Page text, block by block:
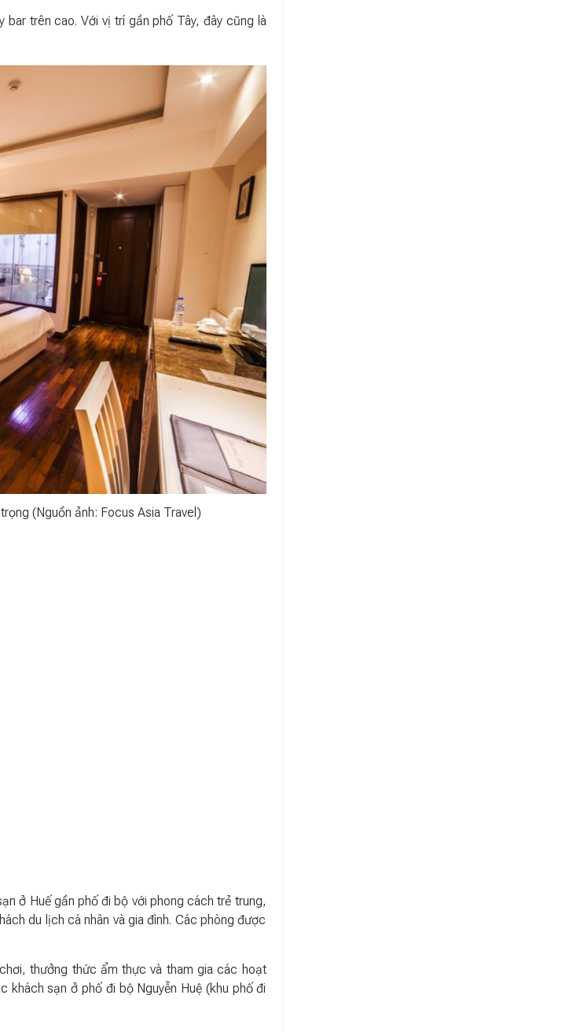
trên cao. Với vị trí gần phố Tây, đây cũng là
(Nguồn ảnh: Focus Asia Travel)
ở Huế gần phố đi bộ với phong cách trẻ trung,
du lịch cá nhân và gia đình. Các phòng được
thưởng thức ẩm thực và tham gia các hoạt
khách sạn ở phố đi bộ Nguyễn Huệ (khu phố đi